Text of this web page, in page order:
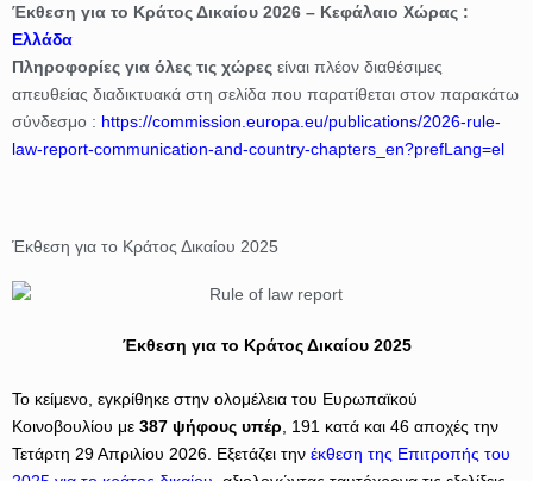
Έκθεση για το Κράτος Δικαίου 2026 – Κεφάλαιο Χώρας :
Ελλάδα
Πληροφορίες για όλες τις χώρες είναι πλέον διαθέσιμες
απευθείας διαδικτυακά στη σελίδα που παρατίθεται στον παρακάτω
σύνδεσμο : https://commission.europa.eu/publications/2026-rule-
law-report-communication-and-country-chapters_en?prefLang=el
Έκθεση για το Κράτος Δικαίου 2025
Έκθεση για το Κράτος Δικαίου 2025
Το κείμενο, εγκρίθηκε στην ολομέλεια του Ευρωπαϊκού
Κοινοβουλίου με 387 ψήφους υπέρ, 191 κατά και 46 αποχές την
Τετάρτη 29 Απριλίου 2026. Εξετάζει την έκθεση της Επιτροπής του